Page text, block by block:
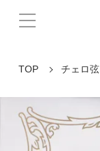
TOP チェロ弦